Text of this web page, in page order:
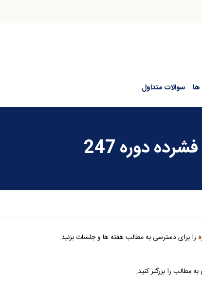
سوالات متداول
دوره 247
را برای دسترسی به مطالب هفته ها و جلسات بزنید.
را بزرگتر کنید.